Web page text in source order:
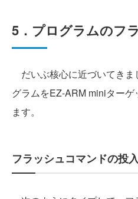
5．プログラムのフ
だいぶ核心に近づいてきま
グラムをEZ-ARM miniター
ます。
フラッシュコマンドの投入